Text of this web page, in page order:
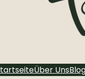
Über Uns